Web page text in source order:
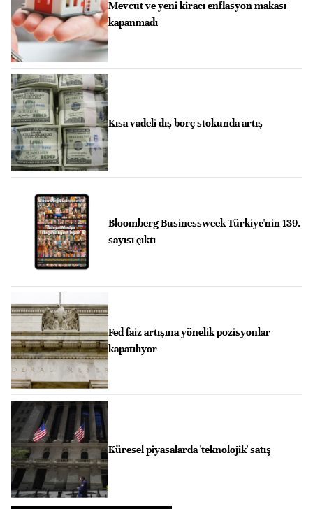
Mevcut ve yeni kiracı enflasyon makası
kapanmadı
Kısa vadeli dış borç stokunda artış
Bloomberg Businessweek Türkiye'nin 139.
sayısı çıktı
Fed faiz artışına yönelik pozisyonlar
kapatılıyor
Küresel piyasalarda 'teknolojik' satış